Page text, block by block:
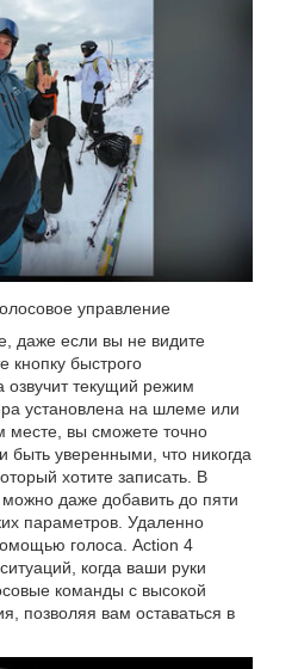
управление
даже если вы не видите
кнопку быстрого
текущий режим
установлена ​​на шлеме или
месте, вы сможете точно
уверенными, что никогда
хотите записать. В
даже добавить до пяти
параметров. Удаленно
голоса. Action 4
когда ваши руки
команды с высокой
позволяя вам оставаться в